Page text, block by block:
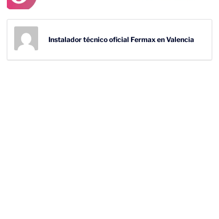
Instalador técnico oficial Fermax en Valencia